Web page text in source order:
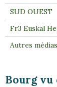
Bourg vu
SUD OUEST
Fr3 Euskal
Autres médias